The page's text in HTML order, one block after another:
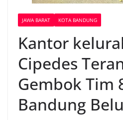
JAWA BARAT KOTA BANDUNG
Kantor
Cipedes
Gembok Tim
Bandung